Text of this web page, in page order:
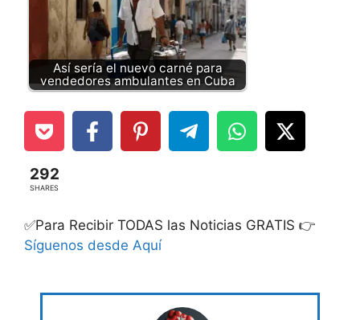
Así sería el nuevo carné para
vendedores ambulantes en Cuba
292
SHARES
✅Para Recibir TODAS las Noticias GRATIS 👉
Síguenos desde Aquí